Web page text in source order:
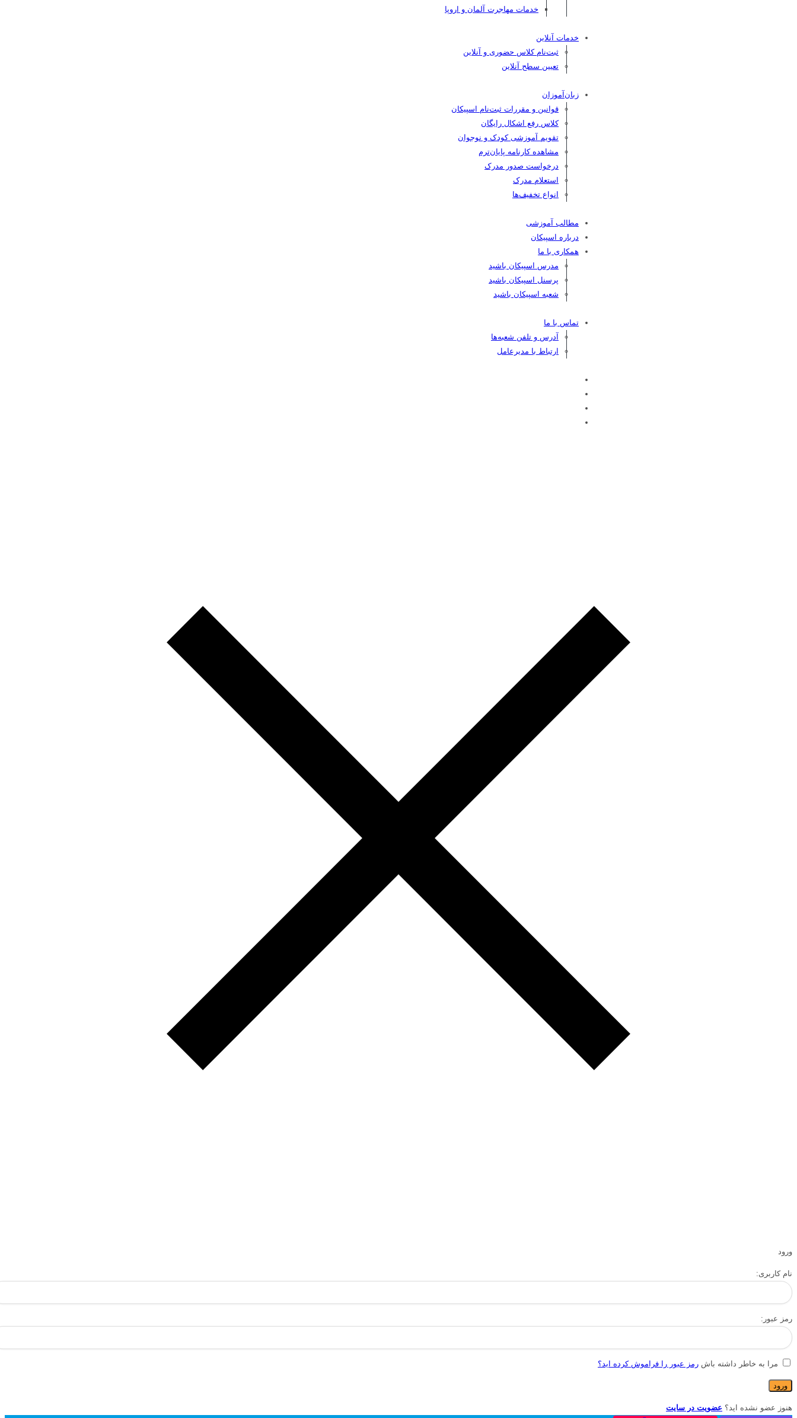
خدمات مهاجرت آلمان و اروپا
خدمات آنلاین
ثبت‌نام کلاس حضوری و آنلاین
تعیین سطح آنلاین
زبان‌آموزان
قوانین و مقررات ثبت‌نام اسپیکان
کلاس رفع اشکال رایگان
تقویم آموزشی کودک و نوجوان
مشاهده کارنامه پایان‌ترم
درخواست صدور مدرک
استعلام مدرک
انواع تخفیف‌ها
مطالب آموزشی
درباره اسپیکان
همکاری با ما
مدرس اسپیکان باشید
پرسنل اسپیکان باشید
شعبه اسپیکان باشید
تماس با ما
آدرس و تلفن شعبه‌ها
ارتباط با مدیرعامل
ورود
نام کاربری:
رمز عبور:
مرا به خاطر داشته باش رمز عبور را فراموش کرده اید؟
هنوز عضو نشده اید؟ عضویت در سایت